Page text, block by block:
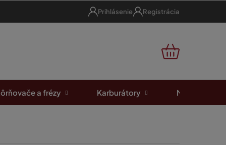
Prihlásenie Registrácia
NÁKUPNÝ
a frézy Karburátory Motorové